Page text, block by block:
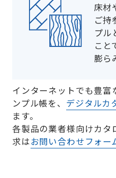
床材
ご持
プル
こと
膨ら
インターネットでも豊
ンプル帳を、 デジタルカ
ます。
各製品の業者様向けカタ
求はお問い合わせフォー